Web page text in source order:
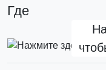
Где